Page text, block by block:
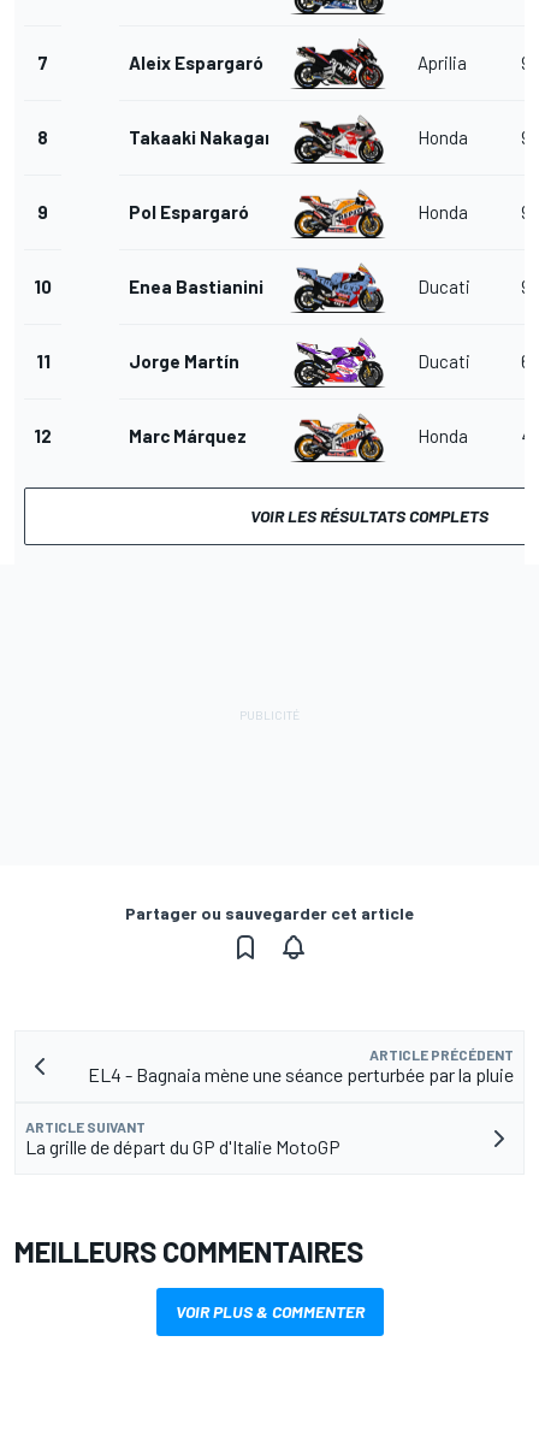
7 Aleix Espargaró Aprilia 9
8 Takaaki Nakagami Honda 9
9 Pol Espargaró Honda 9
10 Enea Bastianini Ducati 9
11 Jorge Martín Ducati 6
12 Marc Márquez Honda 4
VOIR LES RÉSULTATS COMPLETS
Partager ou sauvegarder cet article
ARTICLE PRÉCÉDENT
EL4 - Bagnaia mène une séance perturbée par la pluie
ARTICLE SUIVANT
La grille de départ du GP d'Italie MotoGP
MEILLEURS COMMENTAIRES
VOIR PLUS & COMMENTER